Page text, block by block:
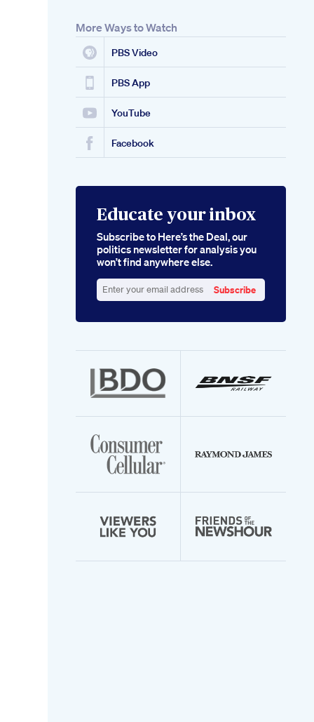
More Ways to Watch
PBS Video
PBS App
YouTube
Facebook
Educate your inbox
Subscribe to Here’s the Deal, our
politics newsletter for analysis you
won’t find anywhere else.
your
Subscribe